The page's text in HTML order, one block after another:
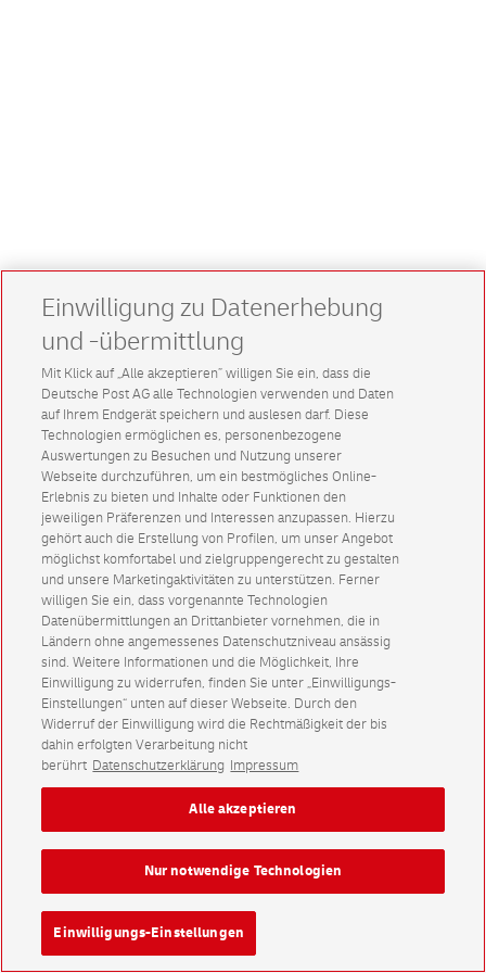
Einwilligung zu Datenerhebung
und -übermittlung
Mit Klick auf „Alle akzeptieren” willigen Sie ein, dass die
Deutsche Post AG alle Technologien verwenden und Daten
auf Ihrem Endgerät speichern und auslesen darf. Diese
Technologien ermöglichen es, personenbezogene
Auswertungen zu Besuchen und Nutzung unserer
Webseite durchzuführen, um ein bestmögliches Online-
Erlebnis zu bieten und Inhalte oder Funktionen den
jeweiligen Präferenzen und Interessen anzupassen. Hierzu
gehört auch die Erstellung von Profilen, um unser Angebot
möglichst komfortabel und zielgruppengerecht zu gestalten
und unsere Marketingaktivitäten zu unterstützen. Ferner
willigen Sie ein, dass vorgenannte Technologien
Datenübermittlungen an Drittanbieter vornehmen, die in
Ländern ohne angemessenes Datenschutzniveau ansässig
sind. Weitere Informationen und die Möglichkeit, Ihre
Einwilligung zu widerrufen, finden Sie unter „Einwilligungs-
Einstellungen“ unten auf dieser Webseite. Durch den
Widerruf der Einwilligung wird die Rechtmäßigkeit der bis
dahin erfolgten Verarbeitung nicht
berührt Datenschutzerklärung Impressum
Einwilligungs-Einstellungen
Nur notwendige Technologien
Alle akzeptieren